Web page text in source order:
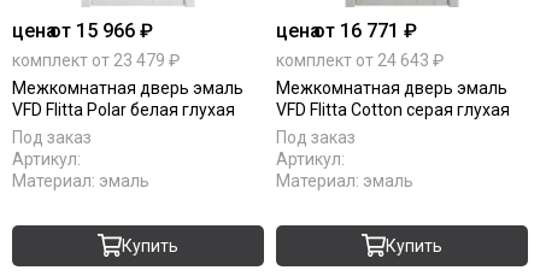
ценаот 15 966 ₽
комплект от 23 479 ₽
Межкомнатная дверь эмаль
VFD Flitta Polar белая глухая
Под заказ
Артикул:
Материал: эмаль
Купить
ценаот 16 771 ₽
комплект от 24 643 ₽
Межкомнатная дверь эмаль
VFD Flitta Cotton серая глухая
Под заказ
Артикул:
Материал: эмаль
Купить